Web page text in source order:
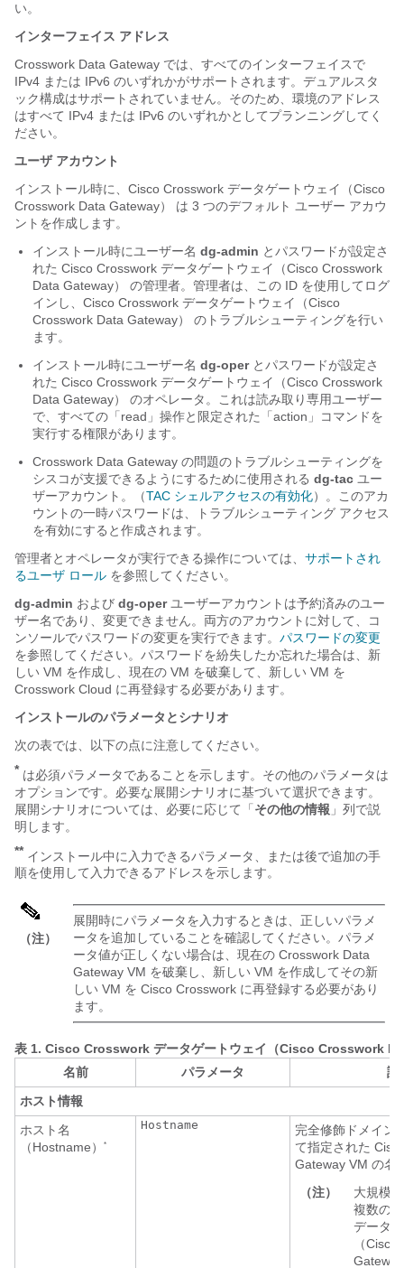
い。
インターフェイス アドレス
Crosswork Data Gateway では、すべてのインターフェイスで
IPv4 または IPv6 のいずれかがサポートされます。デュアルスタ
ック構成はサポートされていません。そのため、環境のアドレス
はすべて IPv4 または IPv6 のいずれかとしてプランニングしてく
ださい。
ユーザ アカウント
インストール時に、 Cisco Crosswork データゲートウェイ（Cisco
Crosswork Data Gateway）
は 3 つのデフォルト ユーザー アカウ
ントを作成します。
インストール時にユーザー名 dg-admin とパスワードが設定さ
れた Cisco Crosswork データゲートウェイ（Cisco Crosswork
Data Gateway）
の管理者。管理者は、この ID を使用してログ
インし、 Cisco Crosswork データゲートウェイ（Cisco
Crosswork Data Gateway）
のトラブルシューティングを行い
ます。
インストール時にユーザー名 dg-operとパスワードが設定さ
れた Cisco Crosswork データゲートウェイ（Cisco Crosswork
Data Gateway）
のオペレータ。これは読み取り専用ユーザー
で、すべての「read」操作と限定された「action」コマンドを
実行する権限があります。
Crosswork Data Gateway の問題のトラブルシューティングを
シスコが支援できるようにするために使用される dg-tac ユー
ザーアカウント。（TAC シェルアクセスの有効化）。このアカ
ウントの一時パスワードは、トラブルシューティング アクセス
を有効にすると作成されます。
管理者とオペレータが実行できる操作については、 サポートされ
るユーザ ロール を参照してください。
dg-admin および dg-operユーザーアカウントは予約済みのユー
ザー名であり、変更できません。両方のアカウントに対して、コ
ンソールでパスワードの変更を実行できます。 パスワードの変更
を参照してください。パスワードを紛失したか忘れた場合は、新
しい VM を作成し、現在の VM を破棄して、新しい VM を
Crosswork Cloud に再登録する必要があります。
インストールのパラメータとシナリオ
次の表では、以下の点に注意してください。
* は必須パラメータであることを示します。その他のパラメータは
オプションです。必要な展開シナリオに基づいて選択できます。
展開シナリオについては、必要に応じて「 その他の情報 」列で説
明します。
** インストール中に入力できるパラメータ、または後で追加の手
順を使用して入力できるアドレスを示します。
（注）
展開時にパラメータを入力するときは、正しいパラメ
ータを追加していることを確認してください。パラメ
ータ値が正しくない場合は、現在の Crosswork Data
Gateway VM を破棄し、新しい VM を作成してその新
しい VM を Cisco Crosswork に再登録する必要があり
ます。
表 1. Cisco Crosswork データゲートウェイ（Cisco Crosswork
名前
パラメータ
説
ホスト情報
ホスト名
（Hostname）
*
Hostname
完全修飾ドメイン
て指定された
Gateway VM の名
（注）
大規模
複数の
データ
（